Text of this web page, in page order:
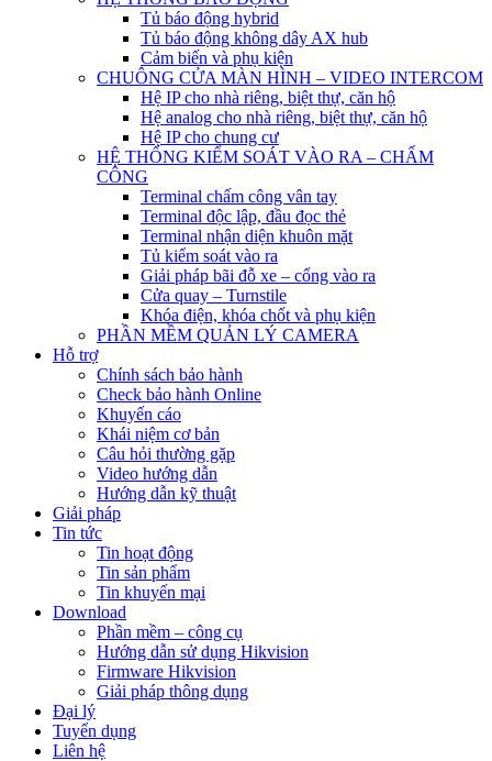
Tủ báo động hybrid
Tủ báo động không dây AX hub
Cảm biến và phụ kiện
CHUÔNG CỬA MÀN HÌNH – VIDEO INTERCOM
Hệ IP cho nhà riêng, biệt thự, căn hộ
Hệ analog cho nhà riêng, biệt thự, căn hộ
Hệ IP cho chung cư
HỆ THỐNG KIỂM SOÁT VÀO RA – CHẤM
CÔNG
Terminal chấm công vân tay
Terminal độc lập, đầu đọc thẻ
Terminal nhận diện khuôn mặt
Tủ kiểm soát vào ra
Giải pháp bãi đỗ xe – cổng vào ra
Cửa quay – Turnstile
Khóa điện, khóa chốt và phụ kiện
PHẦN MỀM QUẢN LÝ CAMERA
Hỗ trợ
Chính sách bảo hành
Check bảo hành Online
Khuyến cáo
Khái niệm cơ bản
Câu hỏi thường gặp
Video hướng dẫn
Hướng dẫn kỹ thuật
Giải pháp
Tin tức
Tin hoạt động
Tin sản phẩm
Tin khuyến mại
Download
Phần mềm – công cụ
Hướng dẫn sử dụng Hikvision
Firmware Hikvision
Giải pháp thông dụng
Đại lý
Tuyển dụng
Liên hệ